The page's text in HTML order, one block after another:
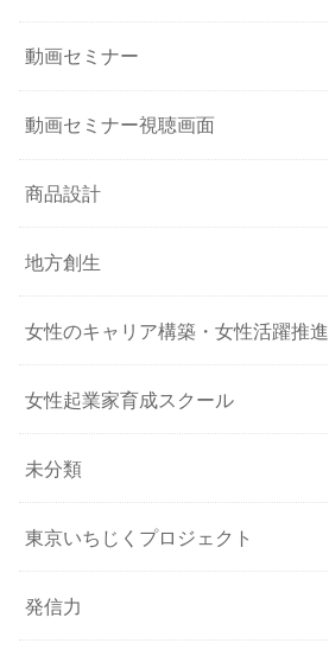
動画セミナー
動画セミナー視聴画面
商品設計
地方創生
女性のキャリア構築・女性活躍推進
女性起業家育成スクール
未分類
東京いちじくプロジェクト
発信力